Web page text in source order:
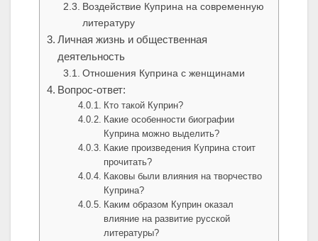
Воздействие Куприна на современную
литературу
Личная жизнь и общественная
деятельность
Отношения Куприна с женщинами
Вопрос-ответ:
Кто такой Куприн?
Какие особенности биографии
Куприна можно выделить?
Какие произведения Куприна стоит
прочитать?
Каковы были влияния на творчество
Куприна?
Каким образом Куприн оказал
влияние на развитие русской
литературы?